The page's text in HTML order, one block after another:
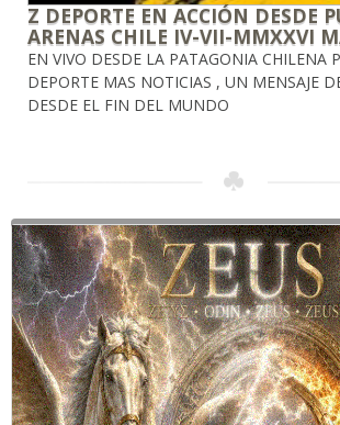
Z DEPORTE EN ACCIÓN DESDE
ARENAS CHILE IV-VII-MMXXVI
EN VIVO DESDE LA PATAGONIA CHILENA
DEPORTE MAS NOTICIAS , UN MENSAJE
DESDE EL FIN DEL MUNDO